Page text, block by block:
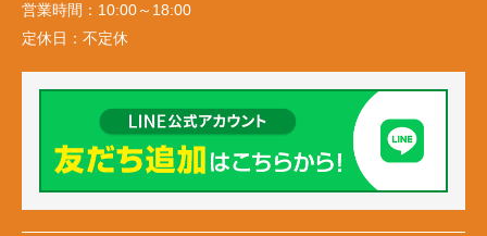
営業時間： 10:00～18:00
定休日： 不定休